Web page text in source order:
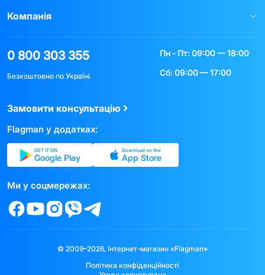
Компанія
0 800 303 355
Безкоштовно по Україні
Пн - Пт: 09:00 — 18:00
Сб: 09:00 — 17:00
Замовити консультацію
Flagman у додатках:
GET IT ON
Google Play
Download on the
App Store
Ми у соцмережах:
© 2009–2026, Інтернет-магазин «Flagman»
Політика конфіденційності